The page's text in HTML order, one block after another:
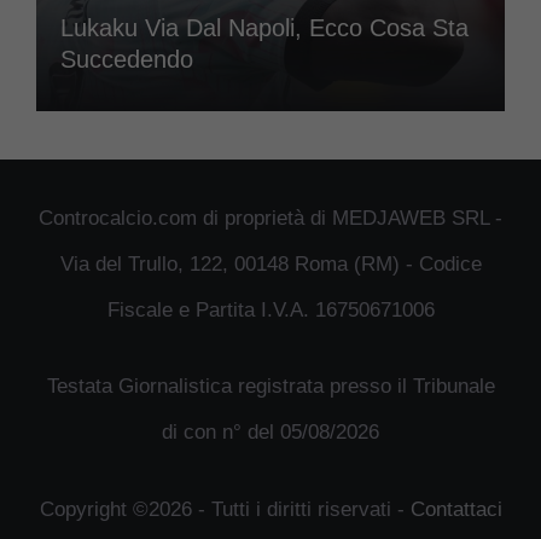
Lukaku Via Dal Napoli, Ecco Cosa Sta
Succedendo
Controcalcio.com di proprietà di MEDJAWEB SRL -
Via del Trullo, 122, 00148 Roma (RM) - Codice
Fiscale e Partita I.V.A. 16750671006
Testata Giornalistica registrata presso il Tribunale
di con n° del 05/08/2026
Copyright ©2026 - Tutti i diritti riservati - Contattaci